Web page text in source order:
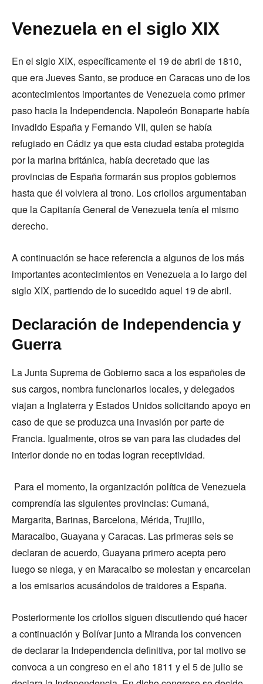
Venezuela en el siglo XIX
En el siglo XIX, específicamente el 19 de abril de 1810,
que era Jueves Santo, se produce en Caracas uno de los
acontecimientos importantes de Venezuela como primer
paso hacia la Independencia. Napoleón Bonaparte había
invadido España y Fernando VII, quien se había
refugiado en Cádiz ya que esta ciudad estaba protegida
por la marina británica, había decretado que las
provincias de España formarán sus propios gobiernos
hasta que él volviera al trono. Los criollos argumentaban
que la Capitanía General de Venezuela tenía el mismo
derecho.
A continuación se hace referencia a algunos de los más
importantes acontecimientos en Venezuela a lo largo del
siglo XIX, partiendo de lo sucedido aquel 19 de abril.
Declaración de Independencia y
Guerra
La Junta Suprema de Gobierno saca a los españoles de
sus cargos, nombra funcionarios locales, y delegados
viajan a Inglaterra y Estados Unidos solicitando apoyo en
caso de que se produzca una invasión por parte de
Francia. Igualmente, otros se van para las ciudades del
interior donde no en todas logran receptividad.
Para el momento, la organización política de Venezuela
comprendía las siguientes provincias: Cumaná,
Margarita, Barinas, Barcelona, Mérida, Trujillo,
Maracaibo, Guayana y Caracas. Las primeras seis se
declaran de acuerdo, Guayana primero acepta pero
luego se niega, y en Maracaibo se molestan y encarcelan
a los emisarios acusándolos de traidores a España.
Posteriormente los criollos siguen discutiendo qué hacer
a continuación y Bolívar junto a Miranda los convencen
de declarar la Independencia definitiva, por tal motivo se
convoca a un congreso en el año 1811 y el 5 de julio se